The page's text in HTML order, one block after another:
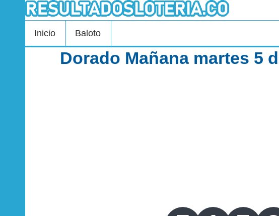
Inicio Baloto
Dorado Mañana martes 5